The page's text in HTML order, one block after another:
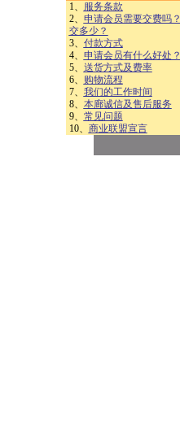
1、
服务条款
2、 申请会员需要交费吗？
交多少？
3、 付款方式
4、 申请会员有什么好处？
5、 送货方式及费率
6、
购物流程
7、 我们的工作时间
8、 本廊诚信及售后服务
9、 常见问题
10、 商业联盟宣言